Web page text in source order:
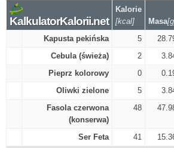
KalkulatorKalorii.net
Kalorie
[kcal]
Masa
Kapusta pekińska
5
Cebula (świeża)
2
Pieprz kolorowy
0
Oliwki zielone
5
Fasola czerwona
(konserwa)
48
Ser Feta 41